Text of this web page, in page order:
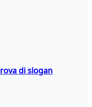
di slogan